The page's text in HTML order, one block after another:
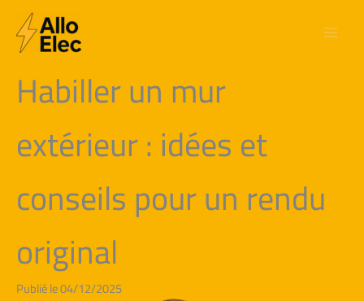
contenu
Habiller un mur
extérieur : idées et
conseils pour un rendu
original
Publié le 04/12/2025